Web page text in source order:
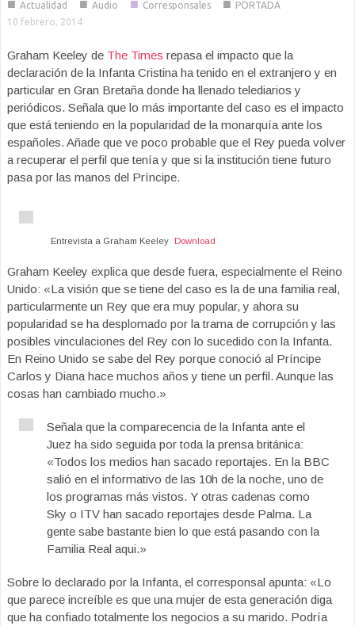
■ Actualidad ■ Audio ■ Corresponsales ■ PORTADA
10 febrero, 2014
Graham Keeley de The Times repasa el impacto que la
declaración de la Infanta Cristina ha tenido en el extranjero y en
particular en Gran Bretaña donde ha llenado telediarios y
periódicos. Señala que lo más importante del caso es el impacto
que está teniendo en la popularidad de la monarquía ante los
españoles. Añade que ve poco probable que el Rey pueda volver
a recuperar el perfil que tenía y que si la institución tiene futuro
pasa por las manos del Príncipe.
Entrevista a Graham Keeley Download
Graham Keeley explica que desde fuera, especialmente el Reino
Unido: «La visión que se tiene del caso es la de una familia real,
particularmente un Rey que era muy popular, y ahora su
popularidad se ha desplomado por la trama de corrupción y las
posibles vinculaciones del Rey con lo sucedido con la Infanta.
En Reino Unido se sabe del Rey porque conoció al Príncipe
Carlos y Diana hace muchos años y tiene un perfil. Aunque las
cosas han cambiado mucho.»
Señala que la comparecencia de la Infanta ante el
Juez ha sido seguida por toda la prensa británica:
«Todos los medios han sacado reportajes. En la BBC
salió en el informativo de las 10h de la noche, uno de
los programas más vistos. Y otras cadenas como
Sky o ITV han sacado reportajes desde Palma. La
gente sabe bastante bien lo que está pasando con la
Familia Real aqui.»
Sobre lo declarado por la Infanta, el corresponsal apunta: «Lo
que parece increíble es que una mujer de esta generación diga
que ha confiado totalmente los negocios a su marido. Podría